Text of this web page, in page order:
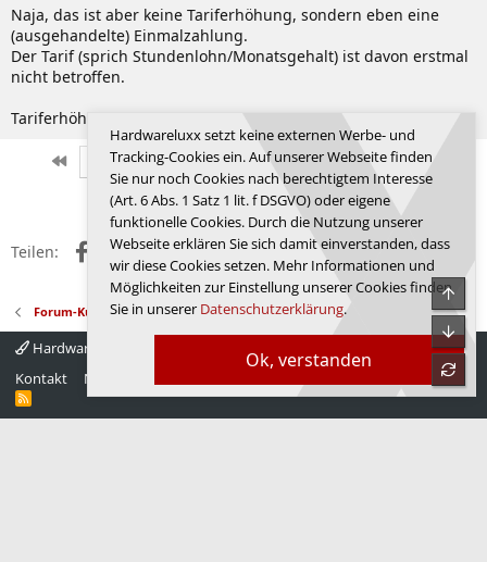
Naja, das ist aber keine Tariferhöhung, sondern eben eine
(ausgehandelte) Einmalzahlung.
Der Tarif (sprich Stundenlohn/Monatsgehalt) ist davon erstmal
nicht betroffen.
Tariferhöhungen ohne Steuern, da bin ich auf jeden Fall dabei.
Erste Vorherige 2314 von 2342 Nächste
Anmelden, um zu antworten.
Teilen: FacebookX (Twitter)
RedditWhatsApp
E-MailLink
Forum-Kultur
Hardwareluxx 4.0
Kontakt
Nutzungsbedingungen Startseite
R
Ok, verstanden
Hardwareluxx setzt keine externen Werbe- und
Tracking-Cookies ein. Auf unserer Webseite finden
Sie nur noch Cookies nach berechtigtem Interesse
(Art. 6 Abs. 1 Satz 1 lit. f DSGVO) oder eigene
funktionelle Cookies. Durch die Nutzung unserer
Webseite erklären Sie sich damit einverstanden, dass
wir diese Cookies setzen. Mehr Informationen und
Möglichkeiten zur Einstellung unserer Cookies finden
Sie in unserer Datenschutzerklärung.